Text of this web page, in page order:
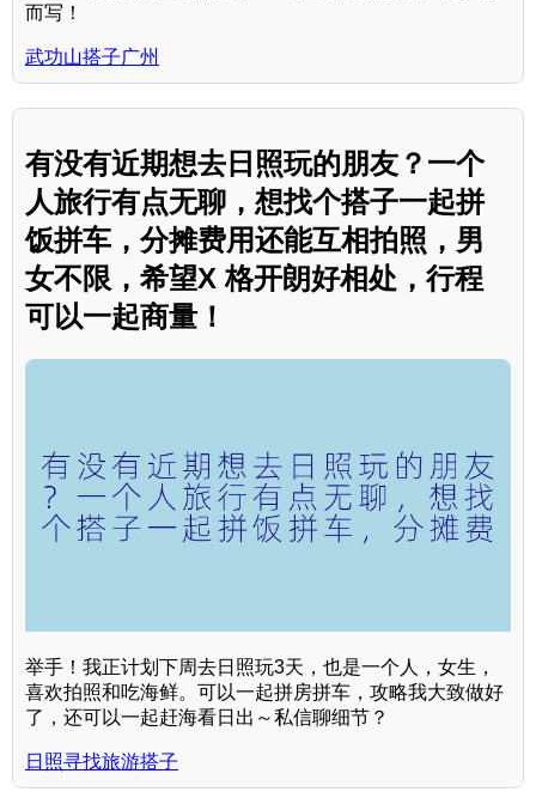
而写！
武功山搭子广州
有没有近期想去日照玩的朋友？一个
人旅行有点无聊，想找个搭子一起拼
饭拼车，分摊费用还能互相拍照，男
女不限，希望X 格开朗好相处，行程
可以一起商量！
举手！我正计划下周去日照玩3天，也是一个人，女生，
喜欢拍照和吃海鲜。可以一起拼房拼车，攻略我大致做好
了，还可以一起赶海看日出～私信聊细节？
日照寻找旅游搭子